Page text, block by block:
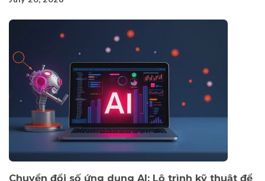
Chuyển đổi số ứng dụng AI: Lộ trình kỹ thuật để